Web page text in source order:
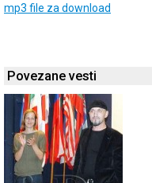
mp3 file za download
Povezane vesti